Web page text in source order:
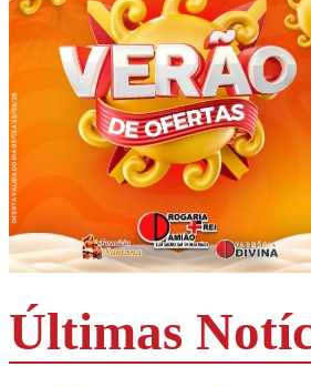
Últimas